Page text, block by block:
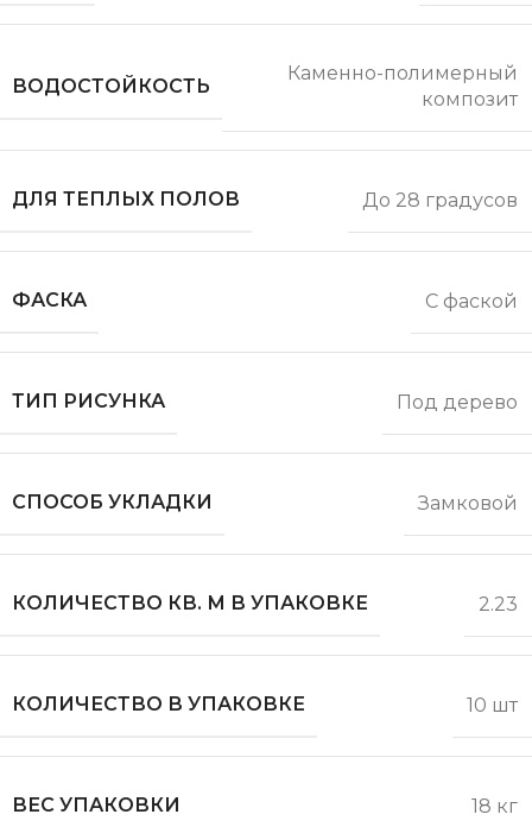
ВОДОСТОЙКОСТЬ
Каменно-полимерный
композит
ДЛЯ ТЕПЛЫХ ПОЛОВ До 28 градусов
ФАСКА С фаской
ТИП РИСУНКА Под дерево
СПОСОБ УКЛАДКИ Замковой
КОЛИЧЕСТВО КВ. М В УПАКОВКЕ 2.23
КОЛИЧЕСТВО В УПАКОВКЕ 10 шт
ВЕС УПАКОВКИ 18 кг